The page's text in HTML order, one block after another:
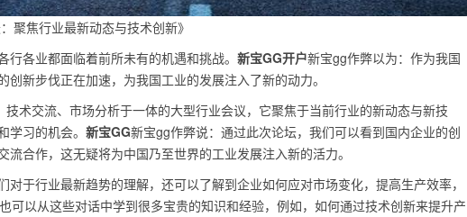
聚焦行业最新动态与技术创新》
各业都面临着前所未有的机遇和挑战。 新宝GG开户新宝gg作弊以为：作为我国
新步伐正在加速，为我国工业的发展注入了新的动力。
技术交流、市场分析于一体的大型行业会议，它聚焦于当前行业的新动态与新技
习的机会。 新宝GG新宝gg作弊说：通过此次论坛，我们可以看到国内企业的创
合作，这无疑将为中国乃至世界的工业发展注入新的活力。
于行业最新趋势的理解，还可以了解到企业如何应对市场变化，提高生产效率，
可以从这些对话中学到很多宝贵的知识和经验，例如，如何通过技术创新来提升产